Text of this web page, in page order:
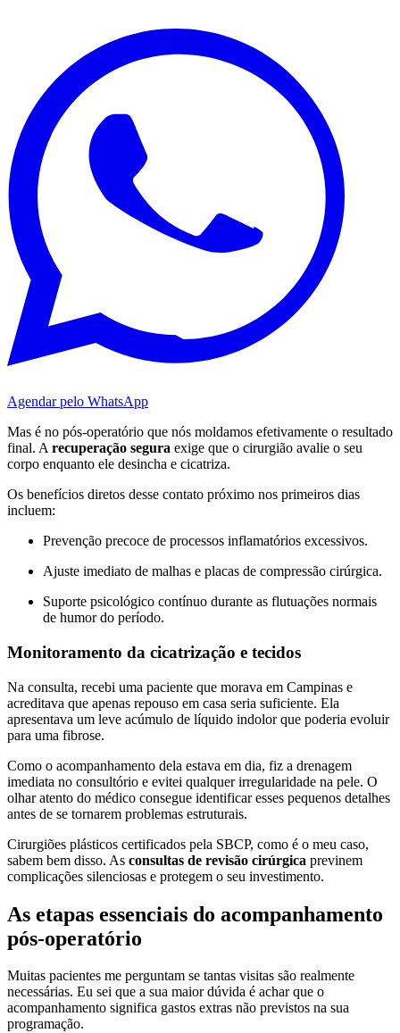
Agendar pelo WhatsApp
Mas é no pós-operatório que nós moldamos efetivamente o resultado
final. A recuperação segura exige que o cirurgião avalie o seu
corpo enquanto ele desincha e cicatriza.
Os benefícios diretos desse contato próximo nos primeiros dias
incluem:
Prevenção precoce de processos inflamatórios excessivos.
Ajuste imediato de malhas e placas de compressão cirúrgica.
Suporte psicológico contínuo durante as flutuações normais
de humor do período.
Monitoramento da cicatrização e tecidos
Na consulta, recebi uma paciente que morava em Campinas e
acreditava que apenas repouso em casa seria suficiente. Ela
apresentava um leve acúmulo de líquido indolor que poderia evoluir
para uma fibrose.
Como o acompanhamento dela estava em dia, fiz a drenagem
imediata no consultório e evitei qualquer irregularidade na pele. O
olhar atento do médico consegue identificar esses pequenos detalhes
antes de se tornarem problemas estruturais.
Cirurgiões plásticos certificados pela SBCP, como é o meu caso,
sabem bem disso. As consultas de revisão cirúrgica previnem
complicações silenciosas e protegem o seu investimento.
As etapas essenciais do acompanhamento
pós-operatório
Muitas pacientes me perguntam se tantas visitas são realmente
necessárias. Eu sei que a sua maior dúvida é achar que o
acompanhamento significa gastos extras não previstos na sua
programação.